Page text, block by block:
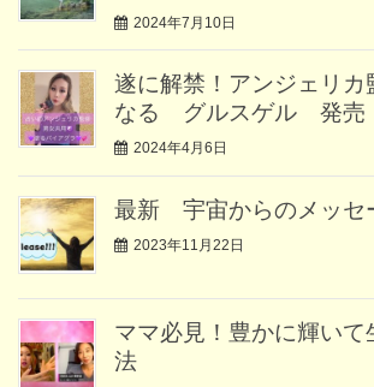
2024年7月10日
遂に解禁！アンジェリ
なる グルスゲル 発売
2024年4月6日
最新 宇宙からのメッセ
2023年11月22日
ママ必見！豊かに輝いて
法